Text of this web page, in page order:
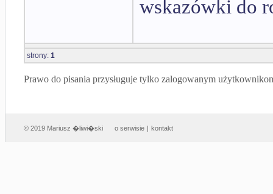
wskazówki do
strony: 1
Prawo do pisania przysługuje tylko zalogowanym
© 2019 Mariusz �liwi�ski o serwisie | kontakt